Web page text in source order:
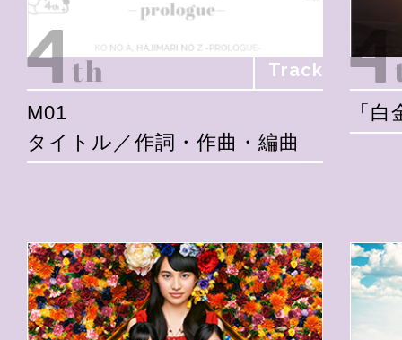
Track
M01
タイトル／作詞・作曲・編曲
「